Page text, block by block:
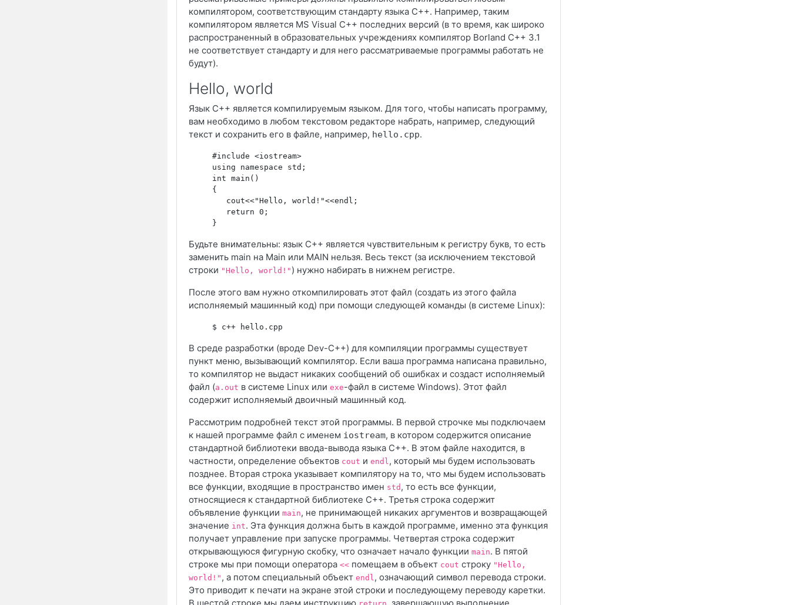
компилятором, соответствующим стандарту языка C++. Например, таким
компилятором является MS Visual C++ последних версий (в то время, как широко
распространенный в образовательных учреждениях компилятор Borland C++ 3.1
не соответствует стандарту и для него рассматриваемые программы работать не
будут).
Hello, world
Язык C++ является компилируемым языком. Для того, чтобы написать программу,
вам необходимо в любом текстовом редакторе набрать, например, следующий
текст и сохранить его в файле, например, hello.cpp.
     #include <iostream>
     using namespace std;
     int main()
     {
        cout<<"Hello, world!"<<endl;
        return 0;
Будьте внимательны: язык C++ является чувствительным к регистру букв, то есть
заменить main на Main или MAIN нельзя. Весь текст (за исключением текстовой
строки "Hello, world!" ) нужно набирать в нижнем регистре.
После этого вам нужно откомпилировать этот файл (создать из этого файла
исполняемый машинный код) при помощи следующей команды (в системе Linux):
В среде разработки (вроде Dev-C++) для компиляции программы существует
пункт меню, вызывающий компилятор. Если ваша программа написана правильно,
то компилятор не выдаст никаких сообщений об ошибках и создаст исполняемый
файл (a.out в системе Linux или exe-файл в системе Windows). Этот файл
содержит исполняемый двоичный машинный код.
Рассмотрим подробней текст этой программы. В первой строчке мы подключаем
к нашей программе файл с именем iostream, в котором содержится описание
стандартной библиотеки ввода-вывода языка C++. В этом файле находится, в
частности, определение объектов cout и endl, который мы будем использовать
позднее. Вторая строка указывает компилятору на то, что мы будем использовать
все функции, входящие в пространство имен std , то есть все функции,
относящиеся к стандартной библиотеке C++. Третья строка содержит
объявление функции main, не принимающей никаких аргументов и возвращающей
значение int. Эта функция должна быть в каждой программе, именно эта функция
получает управление при запуске программы. Четвертая строка содержит
открывающуюся фигурную скобку, что означает начало функции main. В пятой
строке мы при помощи оператора << помещаем в объект cout строку "Hello,
world!" , а потом специальный объект endl, означающий символ перевода строки.
Это приводит к печати на экране этой строки и последующему переводу каретки.